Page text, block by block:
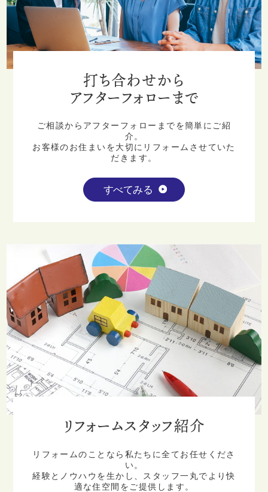
打ち合わせから
アフターフォローまで
ご相談からアフターフォローまでを簡単にご紹
介。
お客様のお住まいを大切にリフォームさせていた
だきます。
すべてみる
リフォームスタッフ紹介
リフォームのことなら私たちに全てお任せくださ
い。
経験とノウハウを生かし、スタッフ一丸でより快
適な住空間をご提供します。